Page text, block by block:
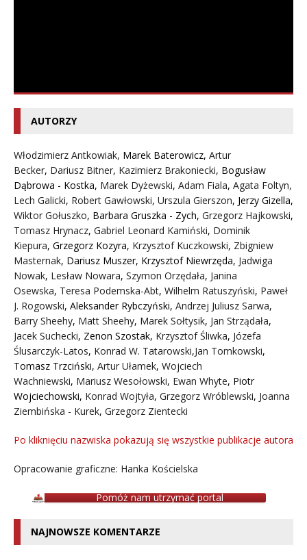
AUTORZY
Włodzimierz Antkowiak, Marek Baterowicz, Artur
Becker, Dariusz Bitner, Kazimierz Brakoniecki, Bogusław
Dąbrowa - Kostka, Marek Dyżewski, Adam Fiala, Agata Foltyn,
Lech Galicki, Robert Gawłowski, Urszula Gierszon, Jerzy Gizella,
Wiktor Gołuszko, Barbara Gruszka - Zych, Grzegorz Hajkowski,
Tomasz Hrynacz, Gabriel Leonard Kamiński, Dominik
Kiepura, Grzegorz Kozyra, Krzysztof Kuczkowski, Zbigniew
Masternak, Dariusz Muszer, Krzysztof Niewrzęda, Jadwiga
Nowak, Lesław Nowara, Szymon Orzędała, Janina
Osewska, Teresa Podemska-Abt, Wilhelm Ratuszyński, Paweł
J. Rogowski, Aleksander Rybczyński, Andrzej Juliusz Sarwa,
Barry Sheehy, Matt Sheehy, Marek Sołtysik, Jan Strządała,
Jacek Suchecki, Zenon Szostak, Krzysztof Śliwka, Józefa
Ślusarczyk-Latos, Konrad W. Tatarowski,Jan Tomkowski,
Tomasz Trzciński, Artur Ułamek, Wojciech
Wachniewski, Mariusz Wesołowski, Ewan Whyte, Piotr
Wojciechowski, Konrad Wojtyła, Grzegorz Wróblewski, Joanna
Ziembińska - Kurek, Grzegorz Zientecki
Po kliknięciu nazwiska pokazują się wszystkie publikacje autora
Opracowanie graficzne: Hanka Kościelska
Pomóż nam utrzymać portal
NAJNOWSZE KOMENTARZE